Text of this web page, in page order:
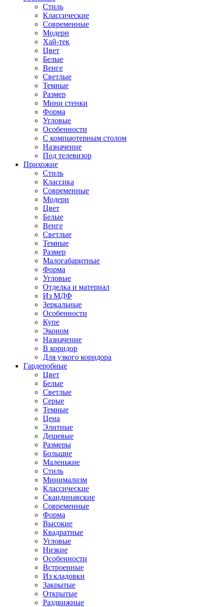
Стиль
Классические
Современные
Модерн
Хай-тек
Цвет
Белые
Венге
Светлые
Темные
Размер
Мини стенки
Форма
Угловые
Особенности
С компьютерным столом
Назначение
Под телевизор
Прихожие
Стиль
Классика
Современные
Модерн
Цвет
Белые
Венге
Светлые
Темные
Размер
Малогабаритные
Форма
Угловые
Отделка и материал
Из МДФ
Зеркальные
Особенности
Купе
Эконом
Назначение
В коридор
Для узкого коридора
Гардеробные
Цвет
Белые
Светлые
Серые
Темные
Цена
Элитные
Дешевые
Размеры
Большие
Маленькие
Стиль
Минимализм
Классические
Скандинавские
Современные
Форма
Высокие
Квадратные
Угловые
Низкие
Особенности
Встроенные
Из кладовки
Закрытые
Открытые
Раздвижные